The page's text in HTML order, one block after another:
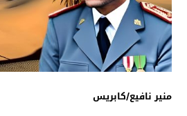
منير نافيع/كابريس